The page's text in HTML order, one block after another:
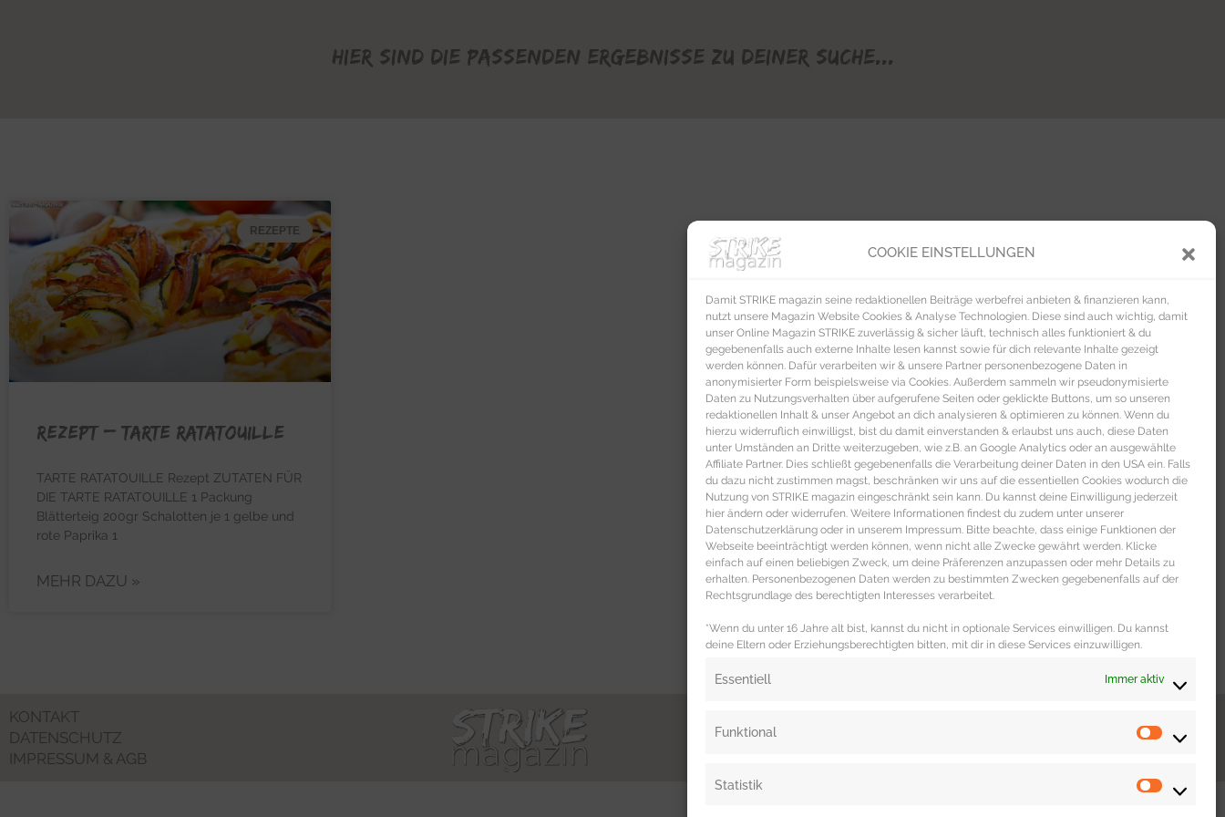
COOKIE EINSTELLUNGEN
Damit STRIKE magazin seine redaktionellen Beiträge werbefrei anbieten & finanzieren kann,
nutzt unsere Magazin Website Cookies & Analyse Technologien. Diese sind auch wichtig, damit
unser Online Magazin STRIKE zuverlässig & sicher läuft, technisch alles funktioniert & du
gegebenenfalls auch externe Inhalte lesen kannst sowie für dich relevante Inhalte gezeigt
werden können. Dafür verarbeiten wir & unsere Partner personenbezogene Daten in
anonymisierter Form beispielsweise via Cookies. Außerdem sammeln wir pseudonymisierte
Daten zu Nutzungsverhalten über aufgerufene Seiten oder geklickte Buttons, um so unseren
redaktionellen Inhalt & unser Angebot an dich analysieren & optimieren zu können. Wenn du
hierzu widerruflich einwilligst, bist du damit einverstanden & erlaubst uns auch, diese Daten
unter Umständen an Dritte weiterzugeben, wie z.B. an Google Analytics oder an ausgewählte
Affiliate Partner. Dies schließt gegebenenfalls die Verarbeitung deiner Daten in den USA ein. Falls
du dazu nicht zustimmen magst, beschränken wir uns auf die essentiellen Cookies wodurch die
Nutzung von STRIKE magazin eingeschränkt sein kann. Du kannst deine Einwilligung jederzeit
hier ändern oder widerrufen. Weitere Informationen findest du zudem unter unserer
Datenschutzerklärung oder in unserem Impressum. Bitte beachte, dass einige Funktionen der
Webseite beeinträchtigt werden können, wenn nicht alle Zwecke gewährt werden. Klicke
einfach auf einen beliebigen Zweck, um deine Präferenzen anzupassen oder mehr Details zu
erhalten. Personenbezogenen Daten werden zu bestimmten Zwecken gegebenenfalls auf der
Rechtsgrundlage des berechtigten Interesses verarbeitet.
*Wenn du unter 16 Jahre alt bist, kannst du nicht in optionale Services einwilligen. Du kannst
deine Eltern oder Erziehungsberechtigten bitten, mit dir in diese Services einzuwilligen.
Essentiell Immer aktiv
Funktional
Statistik
Hier sind die passenden Ergebnisse zu deiner Suche...
REZEPTE
REZEPT – Tarte Ratatouille
TARTE RATATOUILLE Rezept ZUTATEN FÜR
DIE TARTE RATATOUILLE 1 Packung
Blätterteig 200gr Schalotten je 1 gelbe und
rote Paprika 1
MEHR DAZU »
KONTAKT
DATENSCHUTZ
IMPRESSUM & AGB